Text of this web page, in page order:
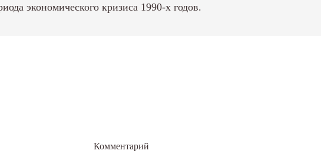
экономического кризиса 1990-х годов.
Комментарий